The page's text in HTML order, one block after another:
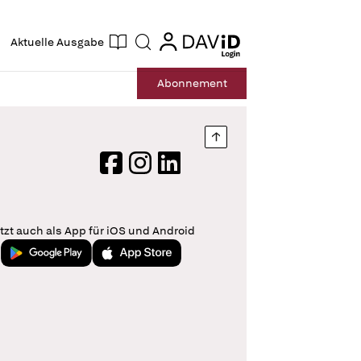
Aktuelle Ausgabe Suche login
login
Abonnement
Nach oben springen
FacebookInstagram
LinkedIn
auch als App für iOS und Android
Jetzt bei Google PlayLaden im App Store